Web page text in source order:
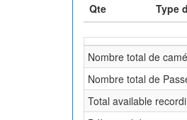
Qte Type
Nombre total de
Nombre total de
Total available